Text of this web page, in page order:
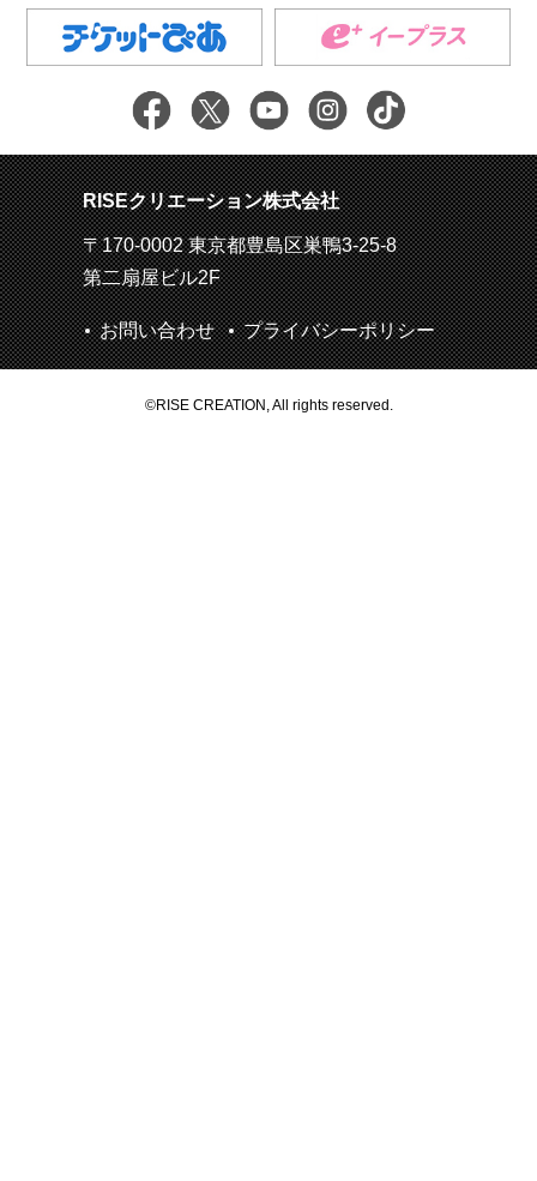
RISEクリエーション株式会社
〒170-0002 東京都豊島区巣鴨3-25-8
第二扇屋ビル2F
お問い合わせ プライバシーポリシー
©RISE CREATION, All rights reserved.